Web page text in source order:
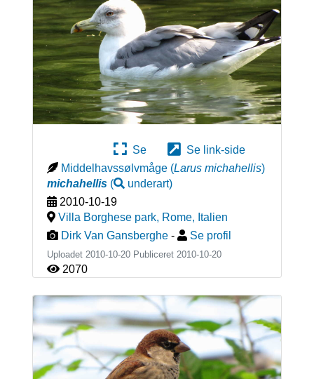
Se
Se link-side
Middelhavssølvmåge (Larus michahellis)
michahellis( underart)
2010-10-19
Villa Borghese park, Rome, Italien
Dirk Van Gansberghe - Se profil
Uploadet 2010-10-20 Publiceret 2010-10-20
2070